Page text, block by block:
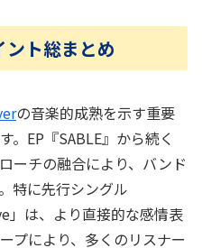
ト総まとめ
の音楽的成熟を示す重要
。EP『SABLE』から続く
ーチの融合により、バンド
特に先行シングル
」は、より直接的な感情表
プにより、多くのリスナー